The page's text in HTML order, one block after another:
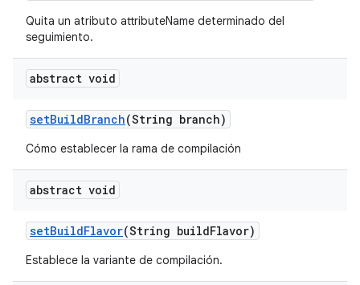
Quita un atributo attributeName determinado del
seguimiento.
abstract void
setBuildBranch(String branch)
Cómo establecer la rama de compilación
abstract void
setBuildFlavor(String buildFlavor)
Establece la variante de compilación.